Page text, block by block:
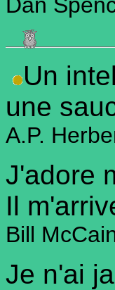
Un
une
A.P.
J'adore
Il
Bill
Je n'ai